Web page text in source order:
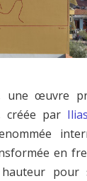
une œuvre
créée par
en
pour